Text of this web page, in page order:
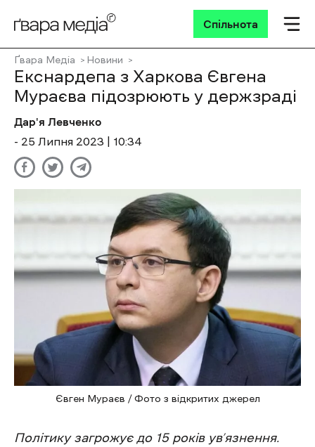
Спільнота
Ґвара Медіа Новини
Екснардепа з Харкова Євгена
Мураєва підозрюють у держзраді
Дар'я Левченко
- 25 Липня 2023 | 10:34
Євген Мураєв / Фото з відкритих джерел
Політику загрожує до 15 років ув’язнення.